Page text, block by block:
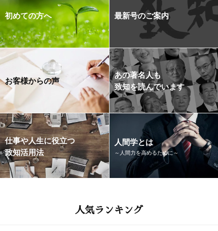
初めての方へ 最新号のご案内
お客様からの声
あの著名人も
致知を読んでいます
仕事や人生に役立つ
致知活用法
人間学とは
～人間力を高めるために～
人気ランキング